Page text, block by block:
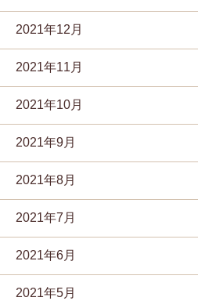
2021年12月
2021年11月
2021年10月
2021年9月
2021年8月
2021年7月
2021年6月
2021年5月